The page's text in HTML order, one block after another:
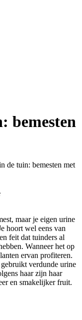
bemesten
de tuin: bemesten met
maar je eigen urine
hoort wel eens van
feit dat tuinders al
Wanneer het op
ervan profiteren.
verdunde urine
haar zijn haar
en smakelijker fruit.